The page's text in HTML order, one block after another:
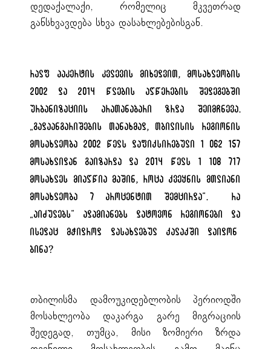
დედაქალაქი, რომელიც მკვეთრად
განსხვავდება სხვა დასახლებებისგან.
რალფ ჰაკერტის კვლევის მიხედვით, მოსახლეობის
2002 და 2014 წლების აღწერების შედეგებში
ურბანიზაციის არათანაბარი ზრდა შეიმჩნევა.
გადაანგარიშების თანახმად, თბილისის რეგიონის
მოსახლეობა 2002 წელს დაფიქსირებული 1 062 157
მოსახლიდან გაიზარდა და 2014 წელს 1 108 717
მოსახლეს მიაღწია მაშინ, როცა ქვეყნის მთლიანი
მოსახლეობა 7 პროცენტით შემცირდა“ . რა
აიძულებს“ ადამიანებს დატოვონ რეგიონები და
ისედაც მჭიდროდ დასახლებულ ქალაქში დაიდონ
ბინა?
თბილისმა დამოუკიდებლობის პერიოდში
მოსახლეობა დაკარგა გარე მიგრაციის
შედეგად, თუმცა, მისი ზომიერი ზრდა